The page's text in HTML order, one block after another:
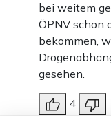
bei weitem
ÖPNV schon
bekommen,
gesehen.
4